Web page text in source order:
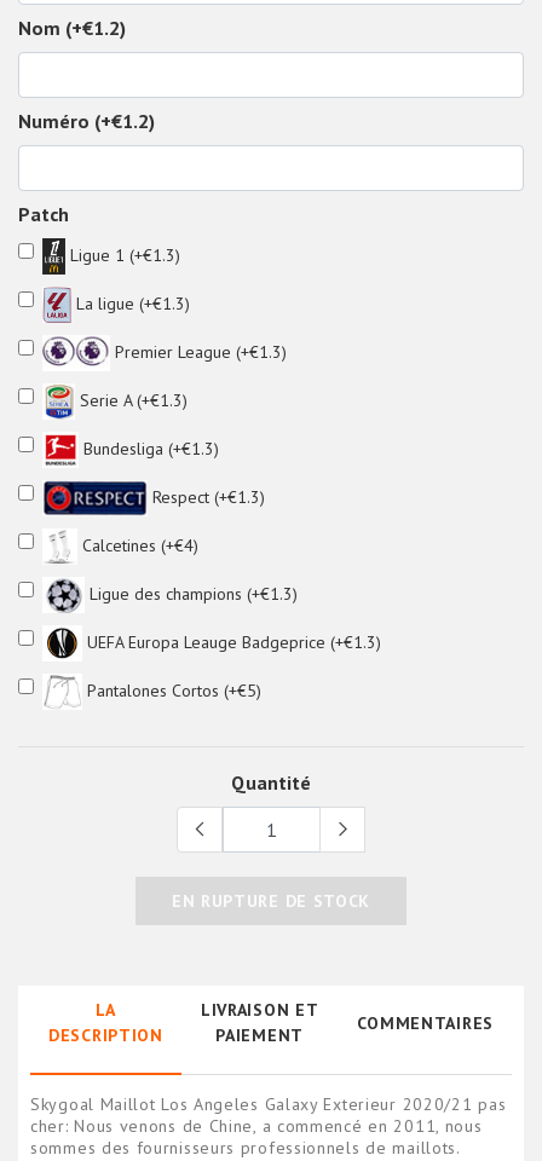
Nom (+€1.2)
Numéro (+€1.2)
Patch
Ligue 1 (+€1.3)
La ligue (+€1.3)
Premier League (+€1.3)
Serie A (+€1.3)
Bundesliga (+€1.3)
Respect (+€1.3)
Calcetines (+€4)
Ligue des champions (+€1.3)
UEFA Europa Leauge Badgeprice (+€1.3)
Pantalones Cortos (+€5)
Quantité
EN RUPTURE DE STOCK
LA
DESCRIPTION
LIVRAISON ET
PAIEMENT
COMMENTAIRES
Skygoal Maillot Los Angeles Galaxy Exterieur 2020/21 pas
cher: Nous venons de Chine, a commencé en 2011, nous
sommes des fournisseurs professionnels de maillots.